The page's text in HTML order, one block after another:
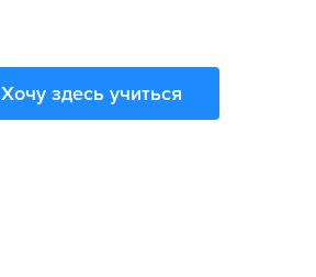
Хочу здесь учиться